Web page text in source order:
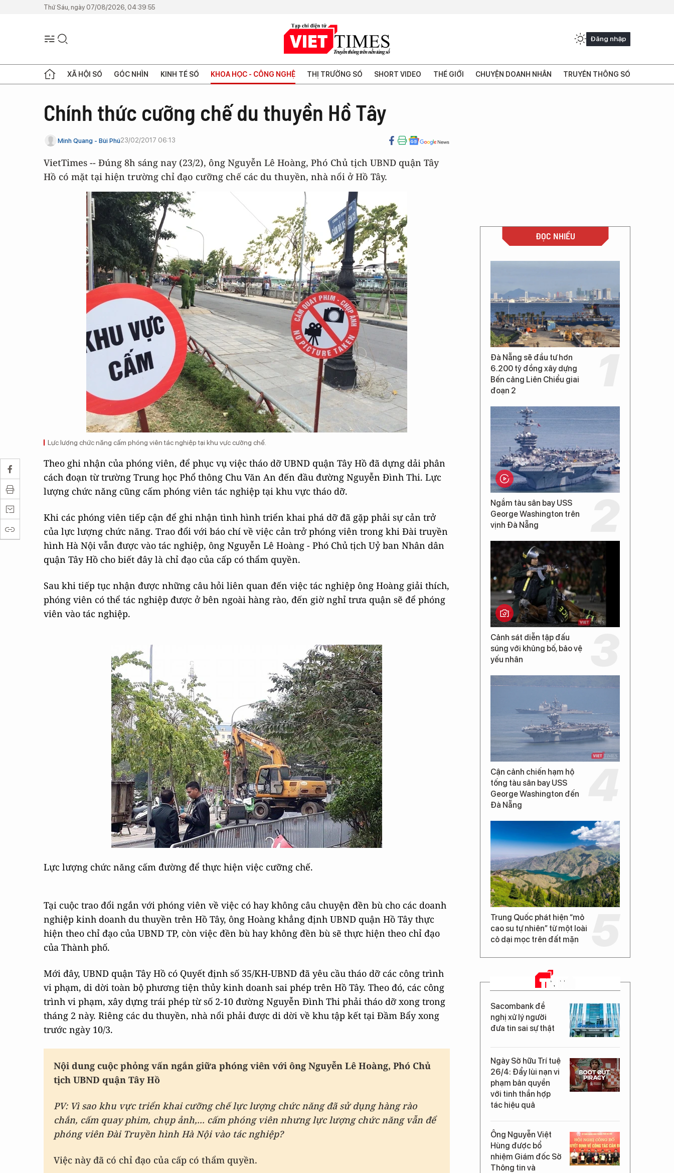
Thứ Sáu, ngày 07/08/2026, 04:39:55
Đăng nhập
XÃ HỘI SỐ GÓC NHÌN KINH TẾ SỐ KHOA HỌC - CÔNG NGHỆ THỊ TRƯỜNG SỐ SHORT VIDEO THẾ GIỚI CHUYỆN DOANH NHÂN TRUYỀN THÔNG SỐ
Chính thức cưỡng chế du thuyền Hồ Tây
Minh Quang - Bùi Phú23/02/2017 06:13
VietTimes -- Đúng 8h sáng nay (23/2), ông Nguyễn Lê Hoàng, Phó Chủ tịch UBND quận Tây
Hồ có mặt tại hiện trường chỉ đạo cưỡng chế các du thuyền, nhà nổi ở Hồ Tây.
Lực lượng chức năng cấm phóng viên tác nghiệp tại khu vực cưỡng chế.
Theo ghi nhận của phóng viên, để phục vụ việc tháo dỡ UBND quận Tây Hồ đã dựng dải phân
cách đoạn từ trường Trung học Phổ thông Chu Văn An đến đầu đường Nguyễn Đình Thi. Lực
lượng chức năng cũng cấm phóng viên tác nghiệp tại khu vực tháo dỡ.
Khi các phóng viên tiếp cận để ghi nhận tình hình triển khai phá dỡ đã gặp phải sự cản trở
của lực lượng chức năng. Trao đổi với báo chí về việc cản trở phóng viên trong khi Đài truyền
hình Hà Nội vẫn được vào tác nghiệp, ông Nguyễn Lê Hoàng - Phó Chủ tịch Uỷ ban Nhân dân
quận Tây Hồ cho biết đây là chỉ đạo của cấp có thẩm quyền.
Sau khi tiếp tục nhận được những câu hỏi liên quan đến việc tác nghiệp ông Hoàng giải thích,
phóng viên có thể tác nghiệp được ở bên ngoài hàng rào, đến giờ nghỉ trưa quận sẽ để phóng
viên vào tác nghiệp.
Lực lượng chức năng cấm đường để thực hiện việc cưỡng chế.
Tại cuộc trao đổi ngắn với phóng viên về việc có hay không câu chuyện đền bù cho các doanh
nghiệp kinh doanh du thuyền trên Hồ Tây, ông Hoàng khẳng định UBND quận Hồ Tây thực
hiện theo chỉ đạo của UBND TP, còn việc đền bù hay không đền bù sẽ thực hiện theo chỉ đạo
của Thành phố.
Mới đây, UBND quận Tây Hồ có Quyết định số 35/KH-UBND đã yêu cầu tháo dỡ các công trình
vi phạm, di dời toàn bộ phương tiện thủy kinh doanh sai phép trên Hồ Tây. Theo đó, các công
trình vi phạm, xây dựng trái phép từ số 2-10 đường Nguyễn Đình Thi phải tháo dỡ xong trong
tháng 2 này. Riêng các du thuyền, nhà nổi phải được di dời về khu tập kết tại Đầm Bẩy xong
trước ngày 10/3.
Nội dung cuộc phỏng vấn ngắn giữa phóng viên với ông Nguyễn Lê Hoàng, Phó Chủ
tịch UBND quận Tây Hồ
PV: Vì sao khu vực triển khai cưỡng chế lực lượng chức năng đã sử dụng hàng rào
chắn, cấm quay phim, chụp ảnh,... cấm phóng viên nhưng lực lượng chức năng vẫn để
phóng viên Đài Truyền hình Hà Nội vào tác nghiệp?
Việc này đã có chỉ đạo của cấp có thẩm quyền.
ĐỌC NHIỀU
Đà Nẵng sẽ đầu tư hơn
6.200 tỷ đồng xây dựng
Bến cảng Liên Chiểu giai
đoạn 2
Ngắm tàu sân bay USS
George Washington trên
vịnh Đà Nẵng
Cảnh sát diễn tập đấu
súng với khủng bố, bảo vệ
yếu nhân
Cận cảnh chiến hạm hộ
tống tàu sân bay USS
George Washington đến
Đà Nẵng
Trung Quốc phát hiện “mỏ
cao su tự nhiên” từ một loài
cỏ dại mọc trên đất mặn
TIN MỚI
Sacombank đề
nghị xử lý người
đưa tin sai sự thật
Ngày Sở hữu Trí tuệ
26/4: Đẩy lùi nạn vi
phạm bản quyền
với tinh thần hợp
tác hiệu quả
Ông Nguyễn Việt
Hùng được bổ
nhiệm Giám đốc Sở
Thông tin và